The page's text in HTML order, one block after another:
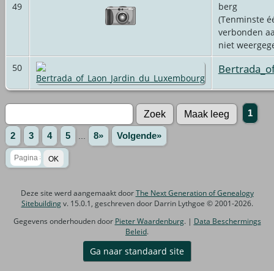
49
berg
(Tenminste
verbonden
niet
50
1
2 3 4 5 8» Volgende»
Deze site werd aangemaakt doorThe Next Generation of Genealogy
Sitebuildingv. 15.0.1, geschreven door Darrin Lythgoe © 2001-2026.
Gegevens onderhouden door Pieter Waardenburg. | Data Beschermings
Beleid.
Ga naar standaard site